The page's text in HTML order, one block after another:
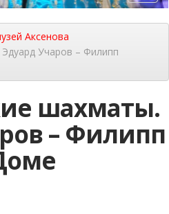
Аксенова
Учаров – Филипп
шахматы.
– Филипп